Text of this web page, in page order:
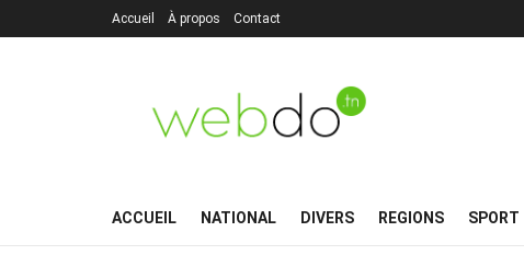
Accueil À propos Contact
ACCUEIL NATIONAL DIVERS REGIONS SPORT